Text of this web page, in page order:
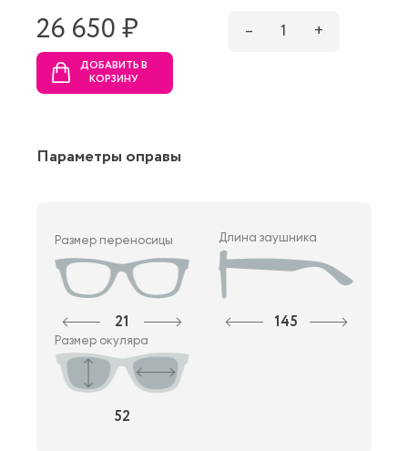
26 650 ₷ – 1 +
ДОБАВИТЬ В
КОРЗИНУ
Параметры оправы
Размер переносицы
21
Длина заушника
145
Размер окуляра
52